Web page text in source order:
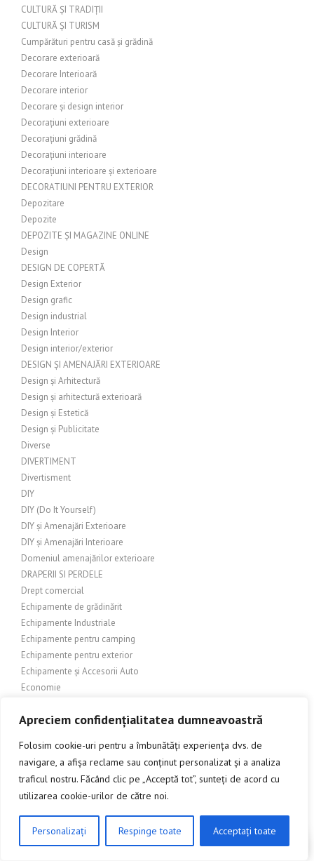
Apreciem confidențialitatea dumneavoastră
Folosim cookie-uri pentru a îmbunătăți experiența dvs. de
navigare, a afișa reclame sau conținut personalizat și a analiza
traficul nostru. Făcând clic pe „Acceptă tot”, sunteți de acord cu
utilizarea cookie-urilor de către noi.
Personalizați Respinge toate Acceptați toate
CULTURĂ ȘI TRADIȚII
CULTURĂ ȘI TURISM
Cumpărături pentru casă și grădină
Decorare exterioară
Decorare Interioară
Decorare interior
Decorare și design interior
Decorațiuni exterioare
Decorațiuni grădină
Decorațiuni interioare
Decorațiuni interioare și exterioare
DECORATIUNI PENTRU EXTERIOR
Depozitare
Depozite
DEPOZITE ȘI MAGAZINE ONLINE
Design
DESIGN DE COPERTĂ
Design Exterior
Design grafic
Design industrial
Design Interior
Design interior/exterior
DESIGN ȘI AMENAJĂRI EXTERIOARE
Design și Arhitectură
Design și arhitectură exterioară
Design și Estetică
Design și Publicitate
Diverse
DIVERTIMENT
Divertisment
DIY
DIY (Do It Yourself)
DIY și Amenajări Exterioare
DIY și Amenajări Interioare
Domeniul amenajărilor exterioare
DRAPERII SI PERDELE
Drept comercial
Echipamente de grădinărit
Echipamente Industriale
Echipamente pentru camping
Echipamente pentru exterior
Echipamente și Accesorii Auto
Economie
Electronice
Energie regenerabilă
EROTICA
Evenimente
Evenimente locale
FANTASY
Fashion
FERESTE
CLICK AICI PENTRU A DISCUTA